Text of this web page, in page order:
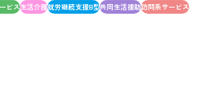
ビス生活介護就労継続支援B型共同生活援助訪問系サービス